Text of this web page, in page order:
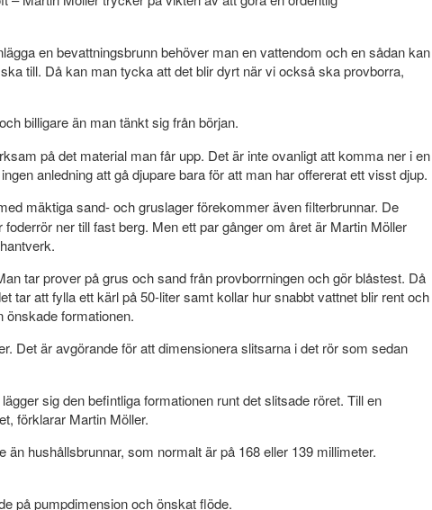
en bevattningsbrunn behöver man en vattendom och en sådan kan
till. Då kan man tycka att det blir dyrt när vi också ska provborra,
billigare än man tänkt sig från början.
på det material man får upp. Det är inte ovanligt att komma ner i en
anledning att gå djupare bara för att man har offererat ett visst djup.
mäktiga sand- och gruslager förekommer även filterbrunnar. De
ner till fast berg. Men ett par gånger om året är Martin Möller
tar prover på grus och sand från provborrningen och gör blåstest. Då
tar att fylla ett kärl på 50-liter samt kollar hur snabbt vattnet blir rent och
önskade formationen.
Det är avgörande för att dimensionera slitsarna i det rör som sedan
sig den befintliga formationen runt det slitsade röret. Till en
förklarar Martin Möller.
hushållsbrunnar, som normalt är på 168 eller 139 millimeter.
på pumpdimension och önskat flöde.